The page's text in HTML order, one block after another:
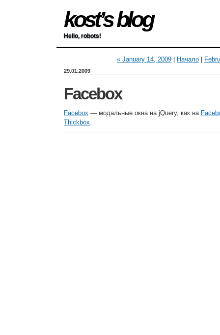
kost’s blog
Hello, robots!
« January 14, 2009 Начало
29.01.2009
Facebox
Facebox — модальные окна на jQuery, как на
Thickbox.